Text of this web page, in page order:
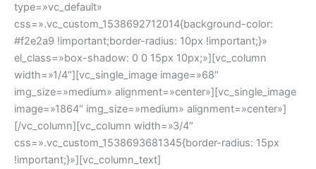
type=»vc_default»
css=».vc_custom_1538692712014{background-color:
#f2e2a9 !important;border-radius: 10px !important;}»
el_class=»box-shadow: 0 0 15px 10px;»][vc_column
width=»1/4″][vc_single_image image=»68″
img_size=»medium» alignment=»center»][vc_single_image
image=»1864″ img_size=»medium» alignment=»center»]
[/vc_column][vc_column width=»3/4″
css=».vc_custom_1538693681345{border-radius: 15px
!important;}»][vc_column_text]